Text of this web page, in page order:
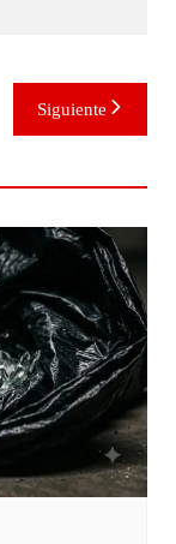
Siguiente